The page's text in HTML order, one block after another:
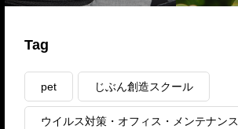
Tag
pet じぶん創造スクール
ウイルス対策・オフィス・メンテナンス